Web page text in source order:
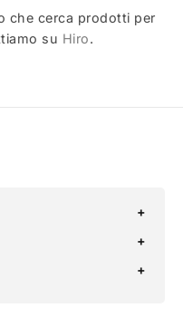
che cerca prodotti per
su Hiro.